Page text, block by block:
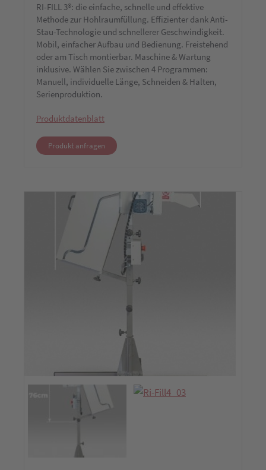
RI-FILL 3®: die einfache, schnelle und effektive
Methode zur Hohlraumfüllung. Effizienter dank Anti-
Stau-Technologie und schnellerer Geschwindigkeit.
Mobil, einfacher Aufbau und Bedienung. Freistehend
oder am Tisch montierbar. Maschine & Wartung
inklusive. Wählen Sie zwischen 4 Programmen:
Manuell, individuelle Länge, Schneiden & Halten,
Serienproduktion.
Produktdatenblatt
Produkt anfragen